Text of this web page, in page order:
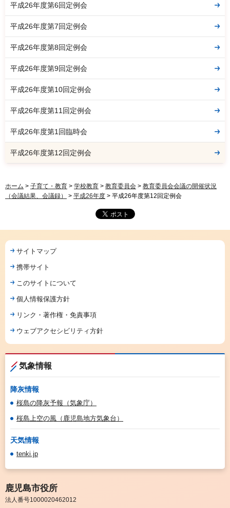
平成26年度第6回定例会
平成26年度第7回定例会
平成26年度第8回定例会
平成26年度第9回定例会
平成26年度第10回定例会
平成26年度第11回定例会
平成26年度第1回臨時会
平成26年度第12回定例会
ホーム > 子育て・教育 > 学校教育 > 教育委員会 > 教育委員会会議の開催状況
（会議結果、会議録）
> 平成26年度 > 平成26年度第12回定例会
サイトマップ
携帯サイト
このサイトについて
個人情報保護方針
リンク・著作権・免責事項
ウェブアクセシビリティ方針
気象情報
降灰情報
桜島の降灰予報（気象庁）
桜島上空の風（鹿児島地方気象台）
天気情報
tenki.jp
鹿児島市役所
法人番号1000020462012